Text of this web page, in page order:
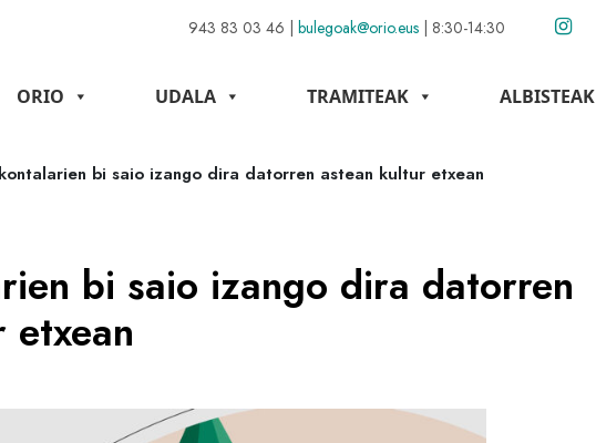
943 83 03 46 | bulegoak@orio.eus | 8:30-14:30
ORIO UDALA TRAMITEAK ALBISTEAK
bi saio izango dira datorren astean kultur etxean
bi saio izango dira datorren
etxean